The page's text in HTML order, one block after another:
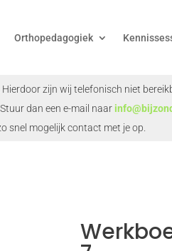
Orthopedagogiek
zijn wij telefonisch niet
dan een e-mail naar
snel mogelijk contact met je op.